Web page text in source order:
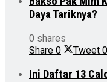
Daya Tariknya?
0 shares
Share 0 Tweet 0
Ini Daftar 13